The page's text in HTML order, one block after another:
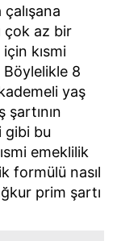
çok az bir
kısmi
8
yaş
şartının
gibi bu
emeklilik
formülü nasıl
prim şartı